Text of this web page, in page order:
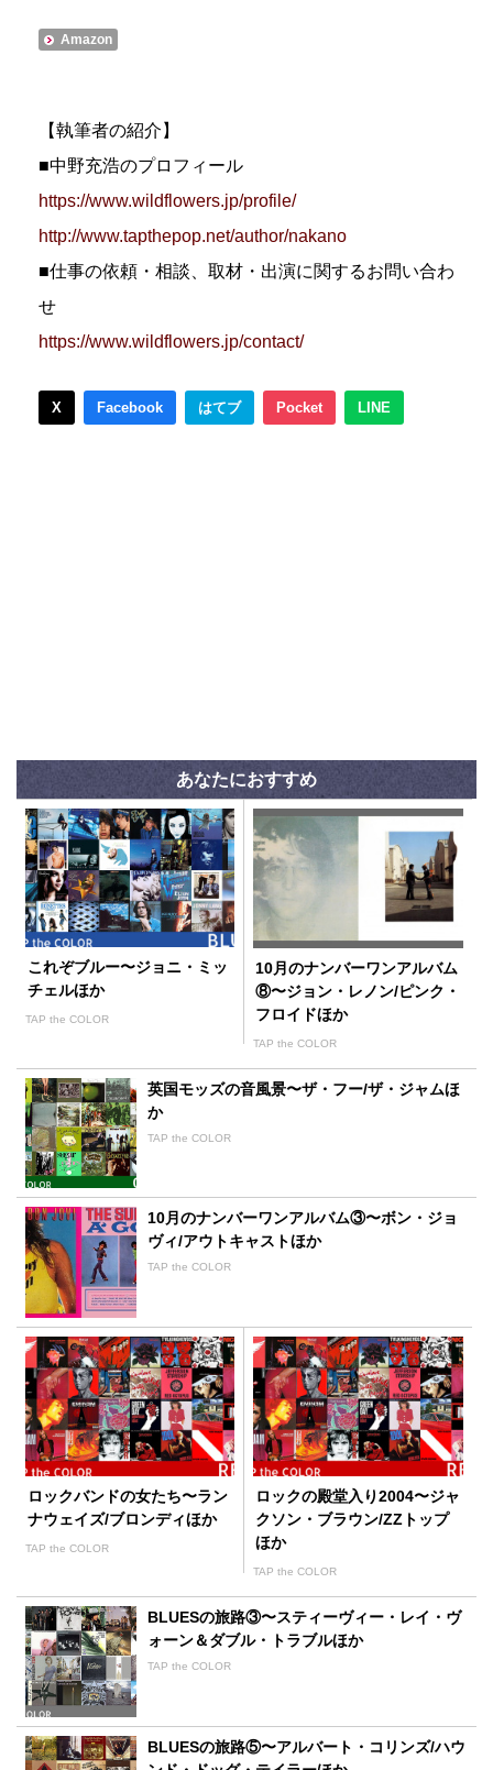
Amazon
【執筆者の紹介】
■中野充浩のプロフィール
https://www.wildflowers.jp/profile/
http://www.tapthepop.net/author/nakano
■仕事の依頼・相談、取材・出演に関するお問い合わ
せ
https://www.wildflowers.jp/contact/
X Facebook はてブ Pocket LINE
あなたにおすすめ
これぞブルー〜ジョニ・ミッ
チェルほか
TAP the COLOR
10月のナンバーワンアルバム
⑧〜ジョン・レノン/ピンク・
フロイドほか
TAP the COLOR
英国モッズの音風景〜ザ・フー/ザ・ジャムほ
か
TAP the COLOR
10月のナンバーワンアルバム③〜ボン・ジョ
ヴィ/アウトキャストほか
TAP the COLOR
ロックバンドの女たち〜ラン
ナウェイズ/ブロンディほか
TAP the COLOR
ロックの殿堂入り2004〜ジャ
クソン・ブラウン/ZZトップ
ほか
TAP the COLOR
BLUESの旅路③〜スティーヴィー・レイ・ヴ
ォーン＆ダブル・トラブルほか
TAP the COLOR
BLUESの旅路⑤〜アルバート・コリンズ/ハウ